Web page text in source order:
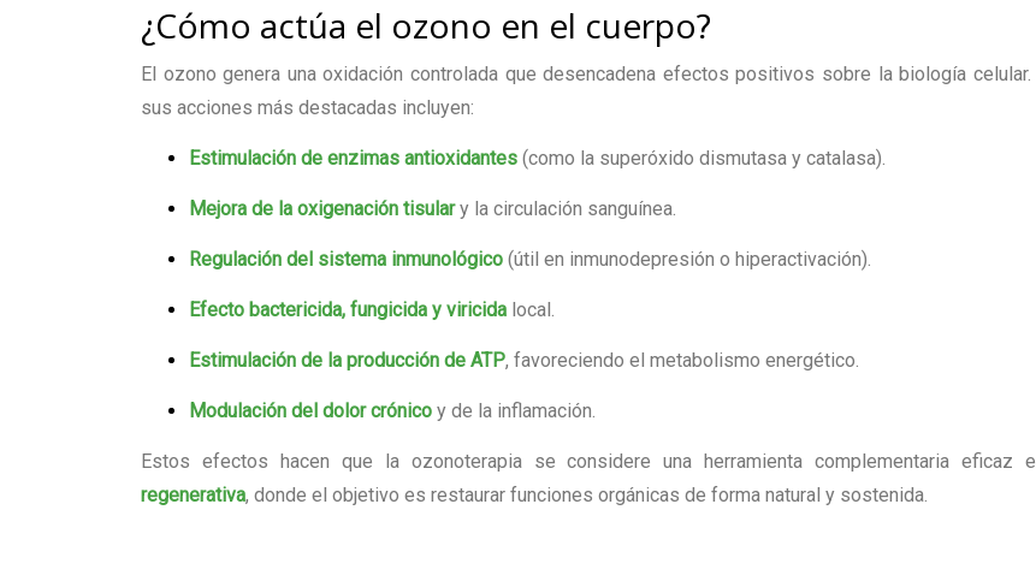
¿Cómo actúa el ozono en el cuerpo?
El ozono genera una oxidación controlada que desencadena efectos positivos sobre la biología celular.
sus acciones más destacadas incluyen:
Estimulación de enzimas antioxidantes (como la superóxido dismutasa y catalasa).
Mejora de la oxigenación tisulary la circulación sanguínea.
Regulación del sistema inmunológico (útil en inmunodepresión o hiperactivación).
Efecto bactericida, fungicida y viricida local.
Estimulación de la producción de ATP, favoreciendo el metabolismo energético.
Modulación del dolor crónico y de la inflamación.
Estos efectos hacen que la ozonoterapia se considere una herramienta complementaria eficaz
regenerativa, donde el objetivo es restaurar funciones orgánicas de forma natural y sostenida.